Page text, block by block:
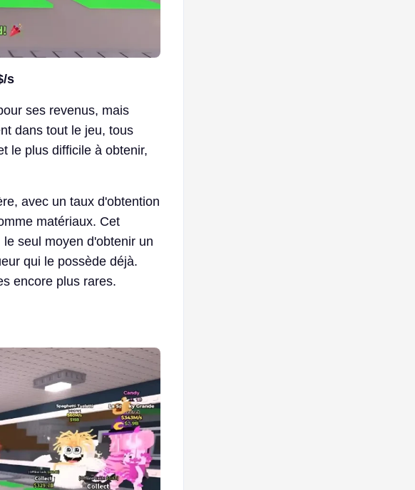
s
ses revenus, mais
dans tout le jeu, tous
le plus difficile à obtenir,
avec un taux d'obtention
matériaux. Cet
seul moyen d'obtenir un
qui le possède déjà.
encore plus rares.